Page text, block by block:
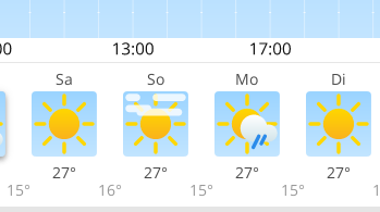
Sa So Mo Di
15°
27°
16°
27°
15°
27°
15°
27°